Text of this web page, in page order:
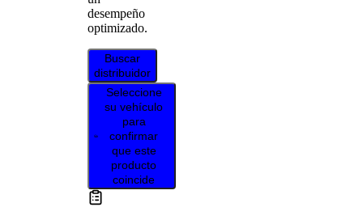
desempeño
optimizado.
Buscar
distribuidor
Seleccione
su vehículo
para
confirmar
que este
producto
coincide